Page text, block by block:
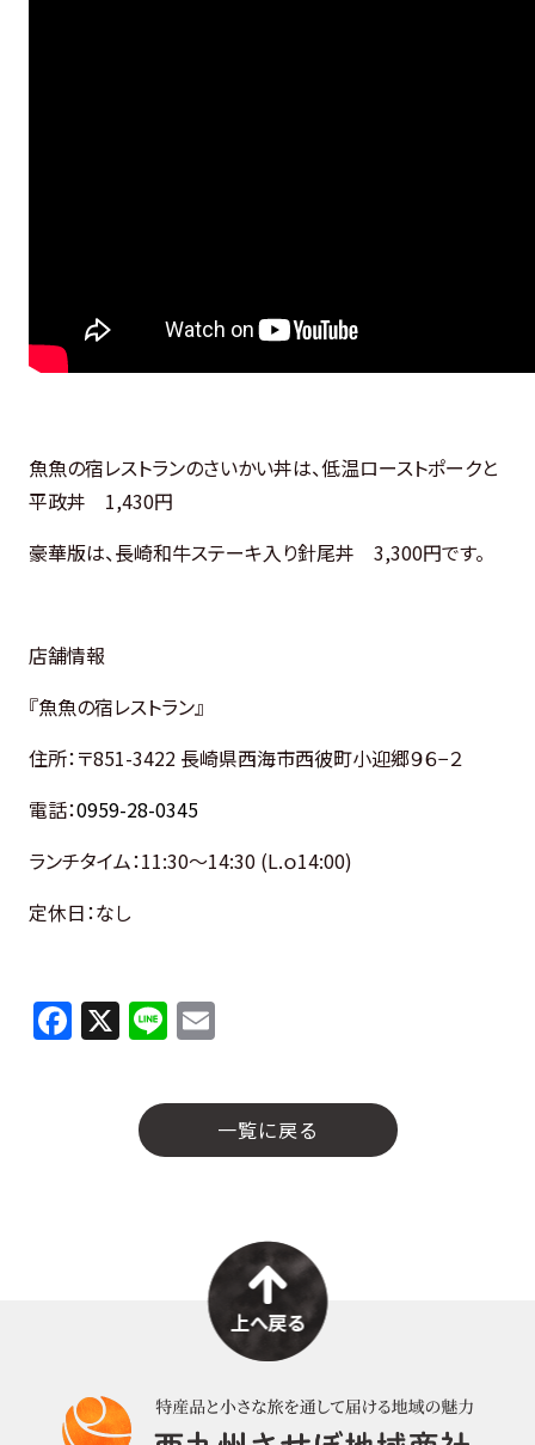
魚魚の宿レストランのさいかい丼は、低温ローストポークと
平政丼 1,430円
豪華版は、長崎和牛ステーキ入り針尾丼 3,300円です。
店舗情報
『魚魚の宿レストラン』
住所：〒851-3422 長崎県西海市西彼町小迎郷９６−２
電話：0959-28-0345
ランチタイム：11:30〜14:30 (L.ｏ14:00)
定休日：なし
F
a
X Li
n
e ai
l
一覧に戻る